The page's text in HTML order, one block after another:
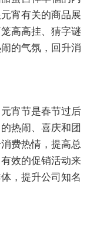
宵有关的商品展
高高挂、猜字谜
的气氛，回升消
宵节是春节过后
热闹、喜庆和团
费热情，提高总
效的促销活动来
，提升公司知名